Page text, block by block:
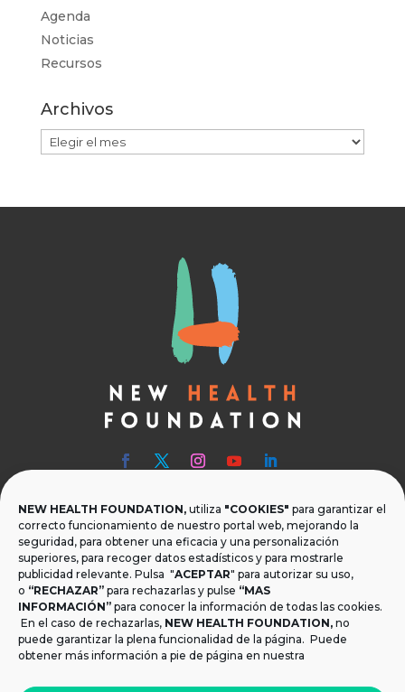
NEW HEALTH FOUNDATION, utiliza "COOKIES" para garantizar el
correcto funcionamiento de nuestro portal web, mejorando la
seguridad, para obtener una eficacia y una personalización
superiores, para recoger datos estadísticos y para mostrarle
publicidad relevante. Pulsa "ACEPTAR" para autorizar su uso,
o “RECHAZAR” para rechazarlas y pulse “MAS
INFORMACIÓN” para conocer la información de todas las cookies.
En el caso de rechazarlas, NEW HEALTH FOUNDATION, no
puede garantizar la plena funcionalidad de la página. Puede
obtener más información a pie de página en nuestra
Agenda
Noticias
Recursos
Archivos
Archivos
 Teléfono
T.+34 954 219 597
 Dónde estamos
Calle Monsalves 35 Local 2. 41001, Sevilla.
España
 Email